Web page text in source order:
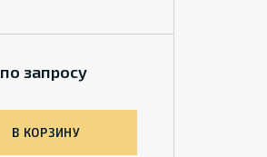
по запросу
В КОРЗИНУ